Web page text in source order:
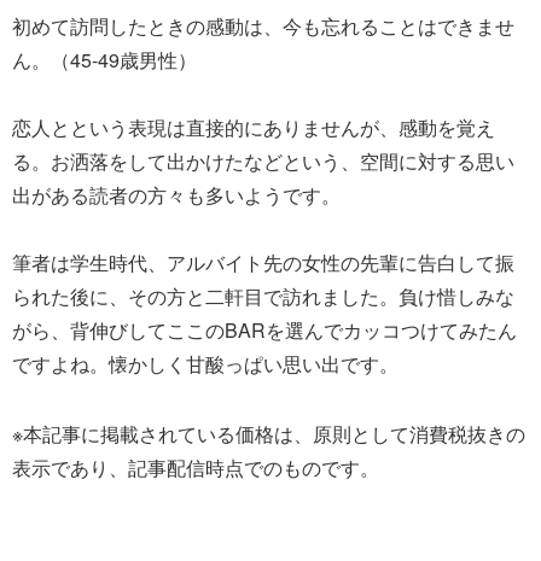
初めて訪問したときの感動は、今も忘れることはできませ
ん。（45-49歳男性）
恋人とという表現は直接的にありませんが、感動を覚え
る。お洒落をして出かけたなどという、空間に対する思い
出がある読者の方々も多いようです。
筆者は学生時代、アルバイト先の女性の先輩に告白して振
られた後に、その方と二軒目で訪れました。負け惜しみな
がら、背伸びしてここのBARを選んでカッコつけてみたん
ですよね。懐かしく甘酸っぱい思い出です。
※本記事に掲載されている価格は、原則として消費税抜きの
表示であり、記事配信時点でのものです。